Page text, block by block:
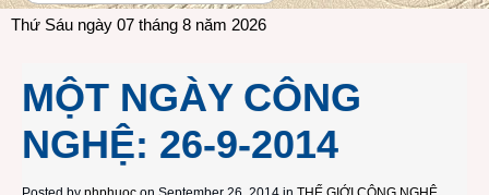
Thứ Sáu ngày 07 tháng 8 năm 2026
MỘT NGÀY CÔNG
NGHỆ: 26-9-2014